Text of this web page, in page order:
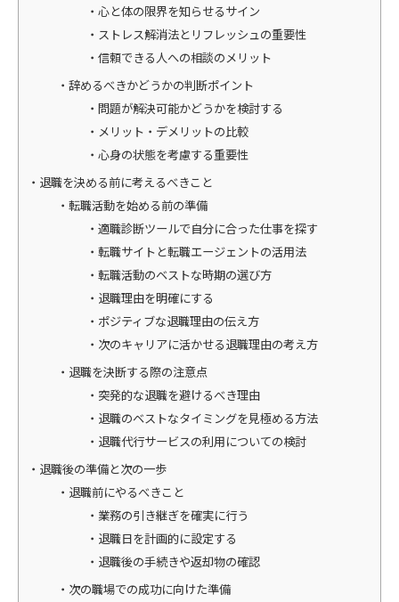
心と体の限界を知らせるサイン
ストレス解消法とリフレッシュの重要性
信頼できる人への相談のメリット
辞めるべきかどうかの判断ポイント
問題が解決可能かどうかを検討する
メリット・デメリットの比較
心身の状態を考慮する重要性
退職を決める前に考えるべきこと
転職活動を始める前の準備
適職診断ツールで自分に合った仕事を探す
転職サイトと転職エージェントの活用法
転職活動のベストな時期の選び方
退職理由を明確にする
ポジティブな退職理由の伝え方
次のキャリアに活かせる退職理由の考え方
退職を決断する際の注意点
突発的な退職を避けるべき理由
退職のベストなタイミングを見極める方法
退職代行サービスの利用についての検討
退職後の準備と次の一歩
退職前にやるべきこと
業務の引き継ぎを確実に行う
退職日を計画的に設定する
退職後の手続きや返却物の確認
次の職場での成功に向けた準備